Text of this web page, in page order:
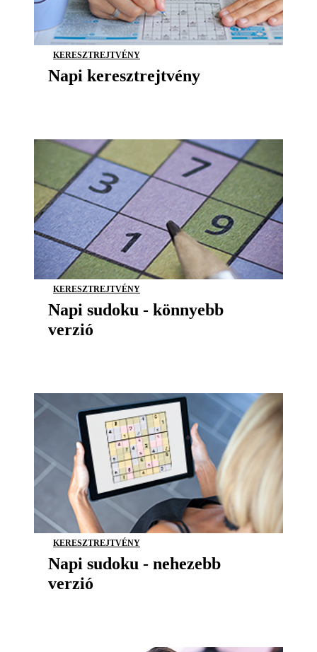
KERESZTREJTVÉNY
Napi keresztrejtvény
KERESZTREJTVÉNY
Napi sudoku - könnyebb
verzió
KERESZTREJTVÉNY
Napi sudoku - nehezebb
verzió